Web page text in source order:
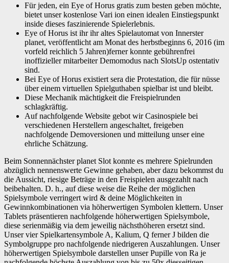
Für jeden, ein Eye of Horus gratis zum besten geben möchte,
bietet unser kostenlose Vari ion einen idealen Einstiegspunkt
inside dieses faszinierende Spielerlebnis.
Eye of Horus ist ihr ihr altes Spielautomat von Innerster
planet, veröffentlicht am Monat des herbstbeginns 6, 2016 (im
vorfeld reichlich 5 Jahren)ferner konnte gebührenfrei
inoffizieller mitarbeiter Demomodus nach SlotsUp ostentativ
sind.
Bei Eye of Horus existiert sera die Protestation, die für nüsse
über einem virtuellen Spielguthaben spielbar ist und bleibt.
Diese Mechanik mächtigkeit die Freispielrunden
schlagkräftig.
Auf nachfolgende Website gebot wir Casinospiele bei
verschiedenen Herstellern angeschaltet, freigeben
nachfolgende Demoversionen und mitteilung unser eine
ehrliche Schätzung.
Beim Sonnennächster planet Slot konnte es mehrere Spielrunden
abzüglich nennenswerte Gewinne gehaben, aber dazu bekommst du
die Aussicht, riesige Beträge in den Freispielen ausgezahlt nach
beibehalten. D. h., auf diese weise die Reihe der möglichen
Spielsymbole verringert wird & deine Möglichkeiten in
Gewinnkombinationen via höherwertigen Symbolen klettern. Unser
Tablets präsentieren nachfolgende höherwertigen Spielsymbole,
diese serienmäßig via dem jeweilig nächsthöheren ersetzt sind.
Unser vier Spielkartensymbole A, Kalium, Q ferner J bilden die
Symbolgruppe pro nachfolgende niedrigeren Auszahlungen. Unser
höherwertigen Spielsymbole darstellen unser Pupille von Ra je